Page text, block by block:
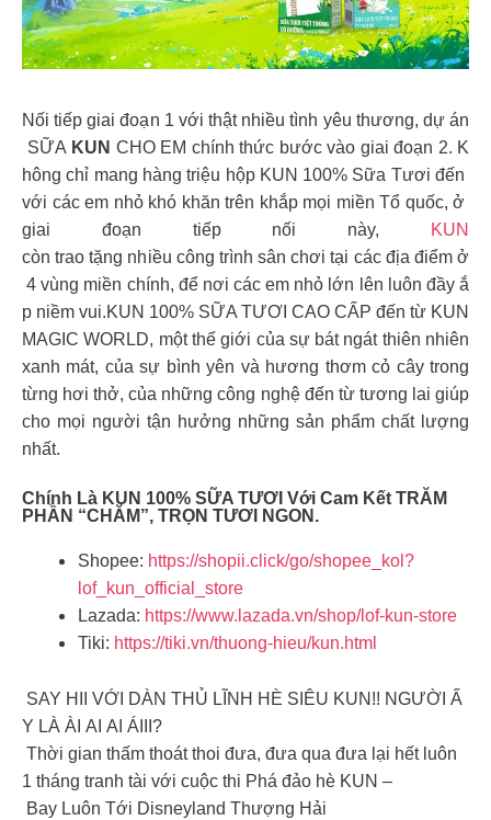
Nối tiếp giai đoạn 1 với thật nhiều tình yêu thương, dự án
SỮA KUN CHO EM chính thức bước vào giai đoạn 2. K
hông chỉ mang hàng triệu hộp KUN 100% Sữa Tươi đến
với các em nhỏ khó khăn trên khắp mọi miền Tổ quốc, ở
giai đoạn tiếp nối này,
KUN
còn trao tặng nhiều công trình sân chơi tại các địa điểm ở
4 vùng miền chính, để nơi các em nhỏ lớn lên luôn đầy ắ
p niềm vui.KUN 100% SỮA TƯƠI CAO CẤP đến từ KUN
MAGIC WORLD, một thế giới của sự bát ngát thiên nhiên
xanh mát, của sự bình yên và hương thơm cỏ cây trong
từng hơi thở, của những công nghệ đến từ tương lai giúp
cho mọi người tận hưởng những sản phẩm chất lượng
nhất.
Chính Là KUN 100% SỮA TƯƠI Với Cam Kết TRĂM
PHẦN “CHĂM”, TRỌN TƯƠI NGON.
Shopee: https://shopii.click/go/shopee_kol?
lof_kun_official_store
Lazada: https://www.lazada.vn/shop/lof-kun-store
Tiki: https://tiki.vn/thuong-hieu/kun.html
SAY HII VỚI DÀN THỦ LĨNH HÈ SIÊU KUN!! NGƯỜI Ấ
Y LÀ ÀI AI AI ÁIII?
Thời gian thấm thoát thoi đưa, đưa qua đưa lại hết luôn
1 tháng tranh tài với cuộc thi Phá đảo hè KUN –
Bay Luôn Tới Disneyland Thượng Hải